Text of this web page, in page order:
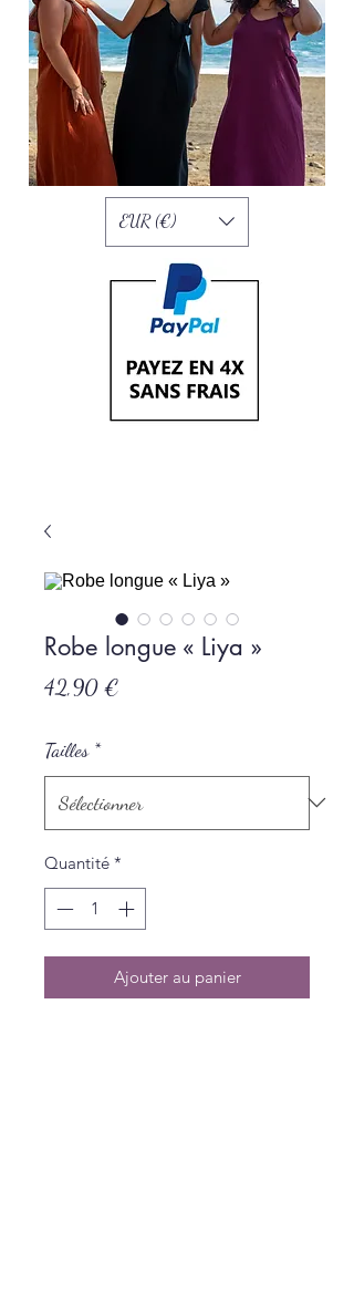
EUR (€)
Robe longue « Liya »
42,90 €
Tailles *
Quantité *
Ajouter au panier